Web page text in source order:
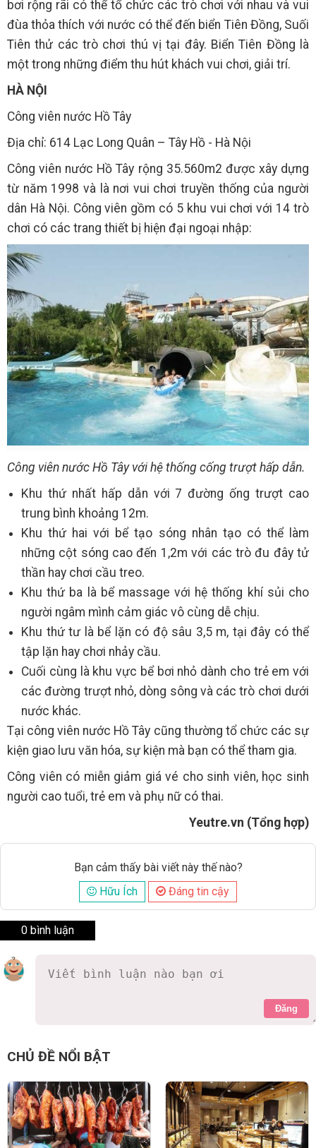
bơi rộng rãi có thể tổ chức các trò chơi với nhau và vui
đùa thỏa thích với nước có thể đến biển Tiên Đồng, Suối
Tiên thử các trò chơi thú vị tại đây. Biển Tiên Đồng là
một trong những điểm thu hút khách vui chơi, giải trí.
HÀ NỘI
Công viên nước Hồ Tây
Địa chỉ: 614 Lạc Long Quân – Tây Hồ - Hà Nội
Công viên nước Hồ Tây rộng 35.560m2 được xây dựng
từ năm 1998 và là nơi vui chơi truyền thống của người
dân Hà Nội. Công viên gồm có 5 khu vui chơi với 14 trò
chơi có các trang thiết bị hiện đại ngoại nhập:
Công viên nước Hồ Tây với hệ thống cống trượt hấp dẫn.
Khu thứ nhất hấp dẫn với 7 đường ống trượt cao
trung bình khoảng 12m.
Khu thứ hai với bể tạo sóng nhân tạo có thể làm
những cột sóng cao đến 1,2m với các trò đu đây tử
thần hay chơi cầu treo.
Khu thứ ba là bể massage với hệ thống khí sủi cho
người ngâm mình cảm giác vô cùng dễ chịu.
Khu thứ tư là bể lặn có độ sâu 3,5 m, tại đây có thể
tập lặn hay chơi nhảy cầu.
Cuối cùng là khu vực bể bơi nhỏ dành cho trẻ em với
các đường trượt nhỏ, dòng sông và các trò chơi dưới
nước khác.
Tại công viên nước Hồ Tây cũng thường tổ chức các sự
kiện giao lưu văn hóa, sự kiện mà bạn có thể tham gia.
Công viên có miễn giảm giá vé cho sinh viên, học sinh
người cao tuổi, trẻ em và phụ nữ có thai.
Yeutre.vn (Tổng hợp)
Bạn cảm thấy bài viết này thế nào?
Hữu Ích
Đáng tin cậy
0 bình luận
Đăng
CHỦ ĐỀ NỔI BẬT